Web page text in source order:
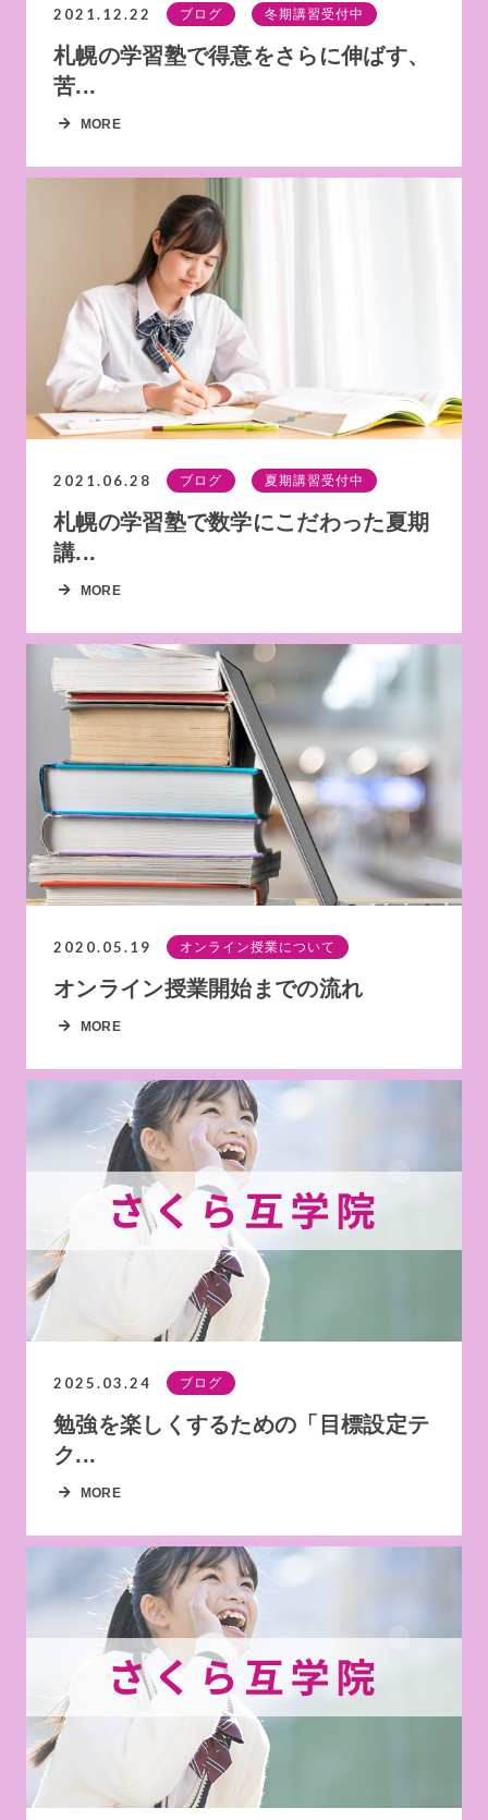
2021.12.22 ブログ 冬期講習受付中
札幌の学習塾で得意をさらに伸ばす、
苦...
MORE
2021.06.28 ブログ 夏期講習受付中
札幌の学習塾で数学にこだわった夏期
講...
MORE
2020.05.19 オンライン授業について
オンライン授業開始までの流れ
MORE
2025.03.24 ブログ
勉強を楽しくするための「目標設定テ
ク...
MORE